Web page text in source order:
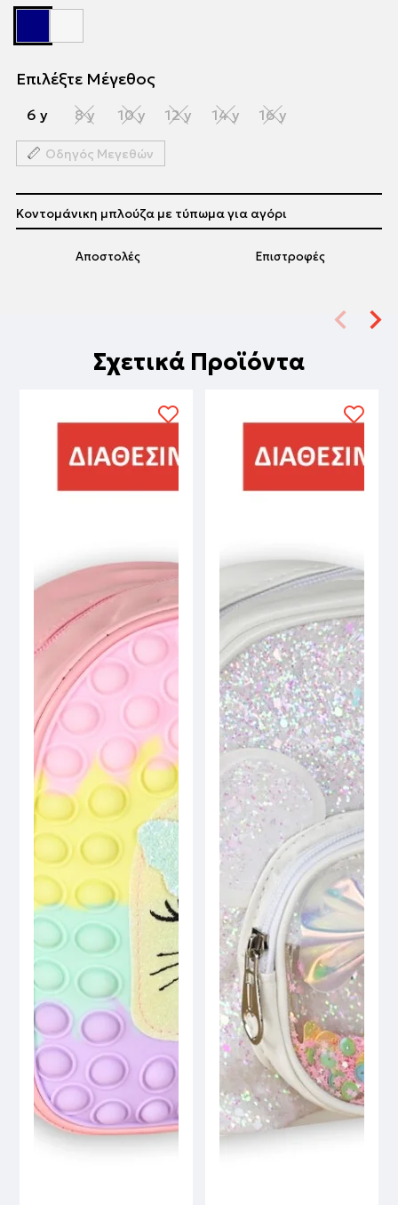
Επιλέξτε Μέγεθος
6 y 8 y 10 y 12 y 14 y 16 y
Οδηγός Μεγεθών
Αποστολές Επιστροφές
Κοντομάνικη μπλούζα με τύπωμα για αγόρι
Σχετικά Προϊόντα